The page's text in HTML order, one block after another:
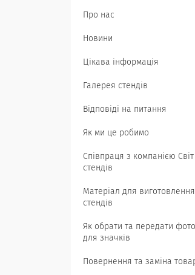
Про нас
Новини
Цікава інформація
Галерея стендів
Відповіді на питання
Як ми це робимо
Співпраця з компанією Світ
стендів
Матеріал для виготовлення
стендів
Як обрати та передати фото
для значків
Повернення та заміна